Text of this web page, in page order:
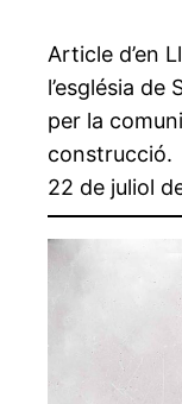
Article d’en
l’església
per la
construcció.
22 de juliol